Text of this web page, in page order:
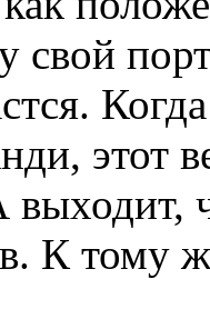
свой
этот
К тому